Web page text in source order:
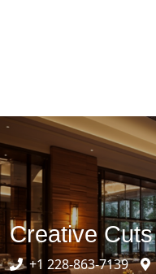
Creative Cuts
+1 228-863-7139